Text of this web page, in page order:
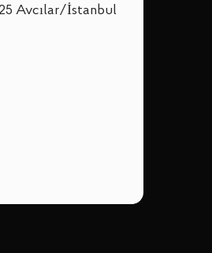
Avcılar/İstanbul